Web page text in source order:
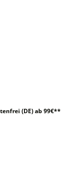
(DE) ab 99€**